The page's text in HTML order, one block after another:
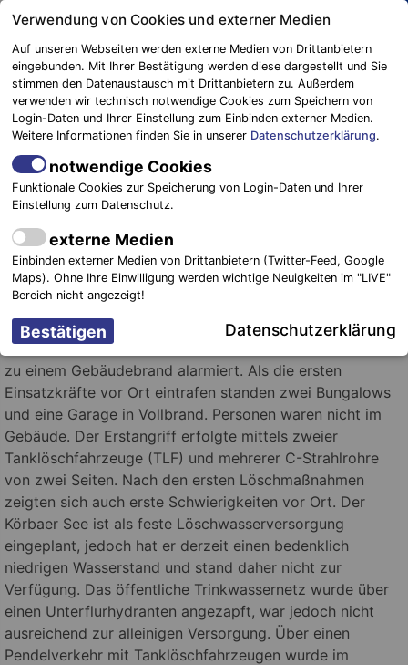
Springe
Inhalt
Blaulichtreport
Elbe-Elster
Bungalows und Garage brennen
nieder
30. September 2019 -Einsätze
Foto: Blaulichtreport Elbe-Elster
Schlieben/Dahme Mark (TF).
September kurz nach 21:30 Uhr wurden zahlreiche
Feuerwehren in und um die Gemeinde Lebusa nach Körba
zu einem Gebäudebrand alarmiert. Als die ersten
Einsatzkräfte vor Ort eintrafen standen zwei Bungalows
und eine Garage in Vollbrand. Personen waren nicht im
Gebäude. Der Erstangriff erfolgte mittels zweier
Tanklöschfahrzeuge (TLF) und mehrerer C-Strahlrohre
von zwei Seiten. Nach den ersten Löschmaßnahmen
zeigten sich auch erste Schwierigkeiten vor Ort. Der
Körbaer See ist als feste Löschwasserversorgung
eingeplant, jedoch hat er derzeit einen bedenklich
niedrigen Wasserstand und stand daher nicht zur
Verfügung. Das öffentliche Trinkwassernetz wurde über
einen Unterflurhydranten angezapft, war jedoch nicht
ausreichend zur alleinigen Versorgung. Über einen
Pendelverkehr mit Tanklöschfahrzeugen wurde im
Verwendung von Cookies und externer Medien
Auf unseren Webseiten werden externe Medien von Drittanbietern
eingebunden. Mit Ihrer Bestätigung werden diese dargestellt und Sie
stimmen den Datenaustausch mit Drittanbietern zu. Außerdem
verwenden wir technisch notwendige Cookies zum Speichern von
Login-Daten und Ihrer Einstellung zum Einbinden externer Medien.
Weitere Informationen finden Sie in unserer Datenschutzerklärung.
notwendige Cookies
Funktionale Cookies zur Speicherung von Login-Daten und Ihrer
Einstellung zum Datenschutz.
externe Medien
Einbinden externer Medien von Drittanbietern (Twitter-Feed, Google
Maps). Ohne Ihre Einwilligung werden wichtige Neuigkeiten im "LIVE"
Bereich nicht angezeigt!
Datenschutzerklärung